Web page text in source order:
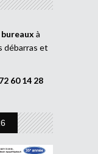
bureaux à
débarras et
72 60 14 28